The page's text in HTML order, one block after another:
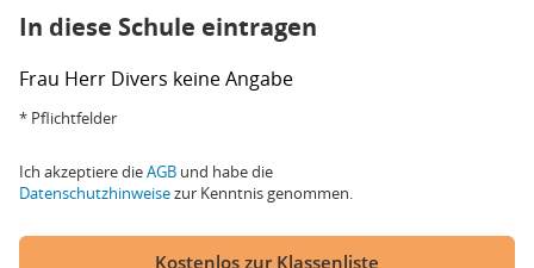
In diese Schule eintragen
Frau Herr Divers keine Angabe
* Pflichtfelder
Ich akzeptiere dieAGB und habe die
Datenschutzhinweisezur Kenntnis genommen.
Kostenlos zur Klassenliste